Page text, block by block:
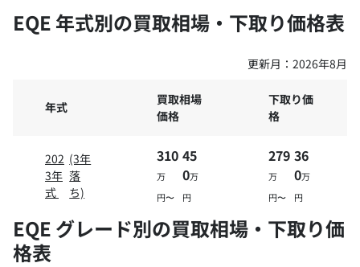
EQE 年式別の買取相場・下取り価格表
更新月： 2026年8月
年式
買取相場
価格
下取り価
格
202
3年
式
(3年
落
ち)
310
万
円〜
45
0万
円
279
万
円〜
36
0万
円
EQE グレード別の買取相場・下取り価
格表